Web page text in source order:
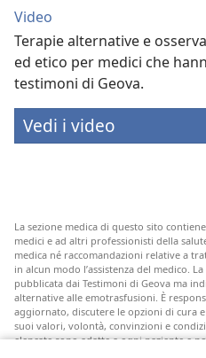
Video
Terapie alternative e
ed etico per medici che
testimoni di Geova.
Vedi i video
La sezione medica di questo sito
medici e ad altri professionisti della
medica né raccomandazioni relative a
in alcun modo l’assistenza del medico.
pubblicata dai Testimoni di Geova ma
alternative alle emotrasfusioni. È
aggiornato, discutere le opzioni di cura
suoi valori, volontà, convinzioni e
elencate sono adatte a ogni paziente e